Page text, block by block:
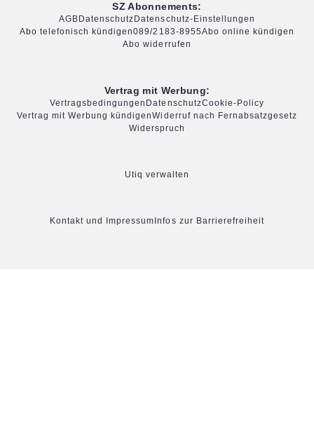
SZ Abonnements:
AGB Datenschutz Datenschutz-Einstellungen
Abo telefonisch kündigen089/2183-8955Abo online kündigen
Abo widerrufen
Vertrag mit Werbung:
Vertragsbedingungen DatenschutzCookie-Policy
Vertrag mit Werbung kündigenWiderruf nach Fernabsatzgesetz
Widerspruch
Utiq verwalten
Kontakt und Impressum Infos zur Barrierefreiheit